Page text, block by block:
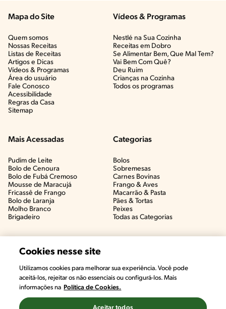
Mapa do Site
Quem somos
Nossas Receitas
Listas de Receitas​
Artigos e Dicas​
Vídeos & Programas​
Área do usuário
Fale Conosco
Acessibilidade
Regras da Casa
Sitemap
Vídeos & Programas​
Nestlé na Sua Cozinha
Receitas em Dobro
Se Alimentar Bem, Que Mal Tem?​
Vai Bem Com Quê?​
Deu Ruim​
Crianças na Cozinha​
Todos os programas
Mais Acessadas
Pudim de Leite
Bolo de Cenoura
Bolo de Fubá Cremoso
Mousse de Maracujá
Fricassê de Frango
Bolo de Laranja
Molho Branco
Brigadeiro
Categorias
Bolos
Sobremesas
Carnes Bovinas​
Frango & Aves​
Macarrão & Pasta​
Pães & Tortas​
Peixes
Todas as Categorias
Cookies nesse site
Utilizamos cookies para melhorar sua experiência. Você pode
aceitá-los, rejeitar os não essenciais ou configurá-los. Mais
informações na Política de Cookies.